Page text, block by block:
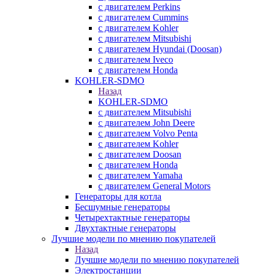
с двигателем Perkins
с двигателем Cummins
с двигателем Kohler
с двигателем Mitsubishi
с двигателем Hyundai (Doosan)
с двигателем Iveco
с двигателем Honda
KOHLER-SDMO
Назад
KOHLER-SDMO
с двигателем Mitsubishi
с двигателем John Deere
с двигателем Volvo Penta
с двигателем Kohler
с двигателем Doosan
с двигателем Honda
с двигателем Yamaha
с двигателем General Motors
Генераторы для котла
Бесшумные генераторы
Четырехтактные генераторы
Двухтактные генераторы
Лучшие модели по мнению покупателей
Назад
Лучшие модели по мнению покупателей
Электростанции